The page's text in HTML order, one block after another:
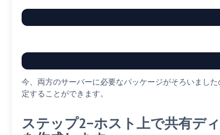
今、両方のサーバーに必要なパッケージがそろいまし
定することができます。
ステップ2−ホスト上で共有デ